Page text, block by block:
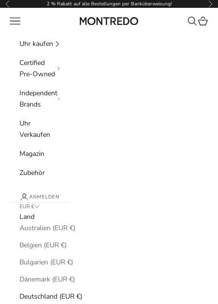
Zum Inhalt springen
Zurück 2 % Rabatt auf alle Bestellungen per Banküberweisung! Vor
Montredo
Menü Suchen
Uhr kaufen
Certified
Pre-Owned
Independent
Brands
Uhr
Verkaufen
Magazin
Zubehör
ANMELDEN
EUR €
Land
Australien (EUR €)
Belgien (EUR €)
Bulgarien (EUR €)
Dänemark (EUR €)
Deutschland (EUR €)